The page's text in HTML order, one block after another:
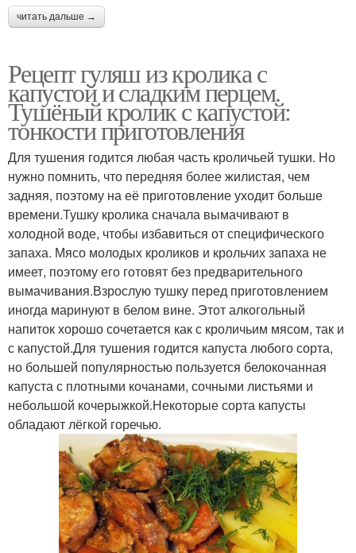
читать дальше →
Рецепт гуляш из кролика с
капустой и сладким перцем.
Тушёный кролик с капустой:
тонкости приготовления
Для тушения годится любая часть кроличьей тушки. Но
нужно помнить, что передняя более жилистая, чем
задняя, поэтому на её приготовление уходит больше
времени.Тушку кролика сначала вымачивают в
холодной воде, чтобы избавиться от специфического
запаха. Мясо молодых кроликов и крольчих запаха не
имеет, поэтому его готовят без предварительного
вымачивания.Взрослую тушку перед приготовлением
иногда маринуют в белом вине. Этот алкогольный
напиток хорошо сочетается как с кроличьим мясом, так и
с капустой.Для тушения годится капуста любого сорта,
но большей популярностью пользуется белокочанная
капуста с плотными кочанами, сочными листьями и
небольшой кочерыжкой.Некоторые сорта капусты
обладают лёгкой горечью.